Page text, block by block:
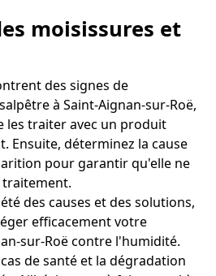
moisissures et
des signes de
à Saint-Aignan-sur-Roë,
les traiter avec un produit
Ensuite, déterminez la cause
pour garantir qu'elle ne
traitement.
des causes et des solutions,
efficacement votre
sur-Roë contre l'humidité.
de santé et la dégradation